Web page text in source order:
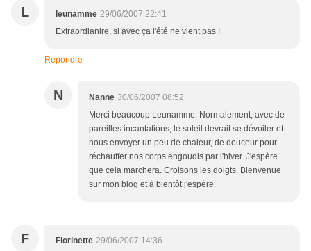
L leunamme 29/06/2007 22:41
Extraordianire, si avec ça l'été ne vient pas !
Répondre
N Nanne 30/06/2007 08:52
Merci beaucoup Leunamme. Normalement, avec de
pareilles incantations, le soleil devrait se dévoiler et
nous envoyer un peu de chaleur, de douceur pour
réchauffer nos corps engoudis par l'hiver. J'espère
que cela marchera. Croisons les doigts. Bienvenue
sur mon blog et à bientôt j'espère.
F Florinette 29/06/2007 14:36